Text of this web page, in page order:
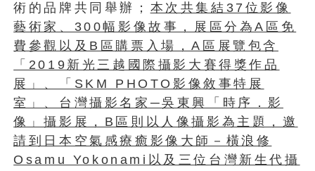
術的品牌共同舉辦； 本次共集結37位影像
藝術家、300幅影像故事，展區分為A區免
費參觀以及B區購票入場，A區展覽包含
「2019新光三越國際攝影大賽得獎作品
展」、「SKM PHOTO影像敘事特展
室」、台灣攝影名家─吳東興「時序．影
像」攝影展，B區則以人像攝影為主題，邀
請到日本空氣感療癒影像大師－橫浪修
Osamu Yokonami以及三位台灣新生代攝